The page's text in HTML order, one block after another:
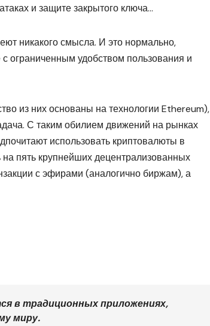
и защите закрытого ключа…
никакого смысла. И это нормально,
ограниченным удобством пользования и
из них основаны на технологии Ethereum),
С таким обилием движений на рынках
использовать криптовалюты в
пять крупнейших децентрализованных
с эфирами (аналогично биржам), а
в традиционных приложениях,
миру.